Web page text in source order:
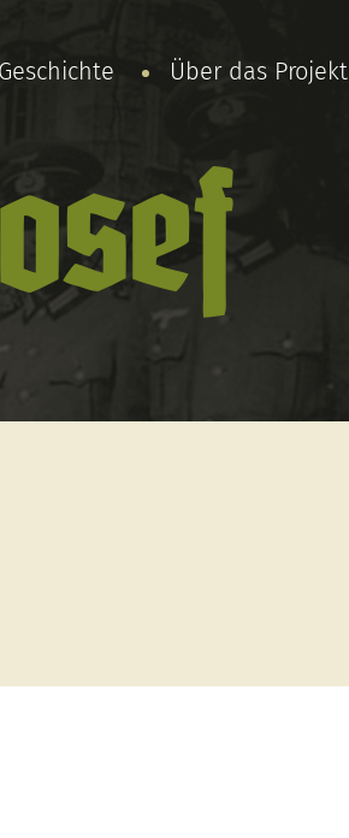
Über das Projekt